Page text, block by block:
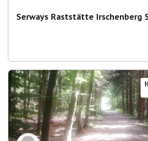
Serways Raststätte Irschenberg